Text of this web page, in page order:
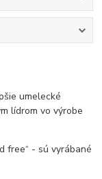
umelecké
lídrom vo výrobe
free“ - sú vyrábané